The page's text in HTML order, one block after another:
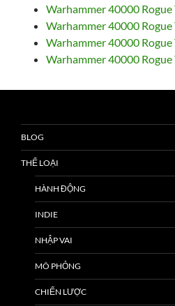
Warhammer 40000
Warhammer 40000
Warhammer 40000
Warhammer 40000
BLOG
THỂ LOẠI
HÀNH ĐỘNG
INDIE
NHẬP VAI
MÔ PHỎNG
CHIẾN LƯỢC